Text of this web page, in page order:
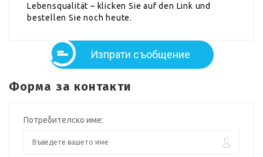
Lebensqualität – klicken Sie auf den Link und
bestellen Sie noch heute.
Изпрати съобщение
Форма за контакти
Потребителско име: